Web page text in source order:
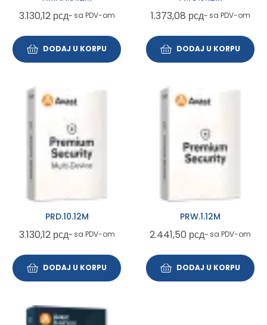
3.130,12 рсд~ sa PDV-om
DODAJ U KORPU
1.373,08 рсд~ sa PDV-om
DODAJ U KORPU
PRD.10.12M
3.130,12 рсд~ sa PDV-om
DODAJ U KORPU
PRW.1.12M
2.441,50 рсд~ sa PDV-om
DODAJ U KORPU